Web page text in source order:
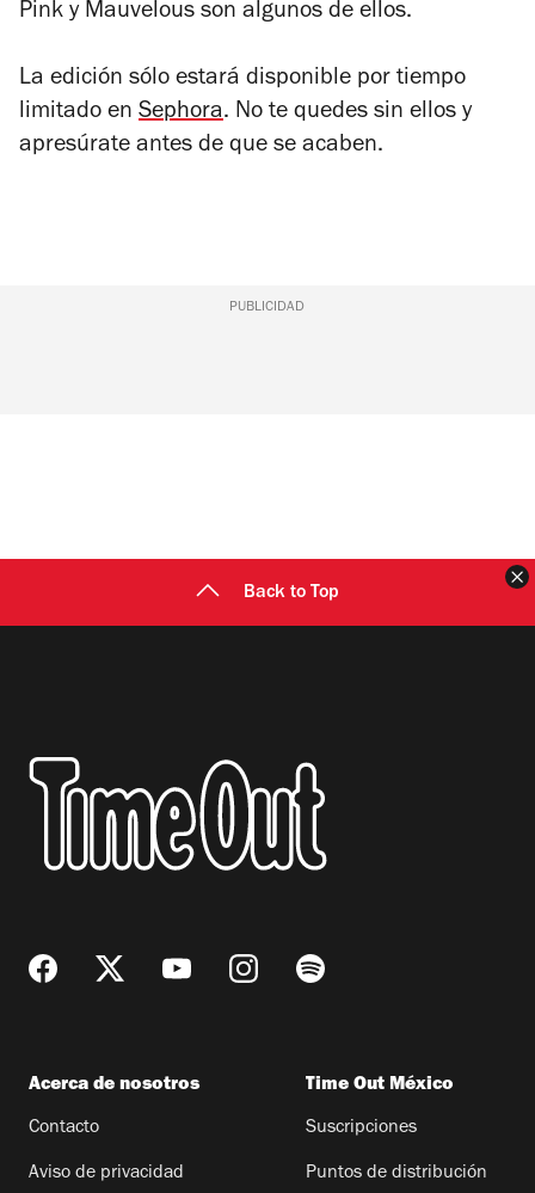
Pink y Mauvelous son algunos de ellos.
La edición sólo estará disponible por tiempo
limitado en Sephora. No te quedes sin ellos y
apresúrate antes de que se acaben.
PUBLICIDAD
Back to Top
Acerca de nosotros
Contacto
Aviso de privacidad
Time Out México
Suscripciones
Puntos de distribución